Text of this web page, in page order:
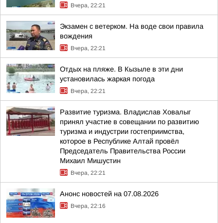
Вчера, 22:21
Экзамен с ветерком. На воде свои правила
вождения
Вчера, 22:21
Отдых на пляже. В Кызыле в эти дни
установилась жаркая погода
Вчера, 22:21
Развитие туризма. Владислав Ховалыг
принял участие в совещании по развитию
туризма и индустрии гостеприимства,
которое в Республике Алтай провёл
Председатель Правительства России
Михаил Мишустин
Вчера, 22:21
Анонс новостей на 07.08.2026
Вчера, 22:16